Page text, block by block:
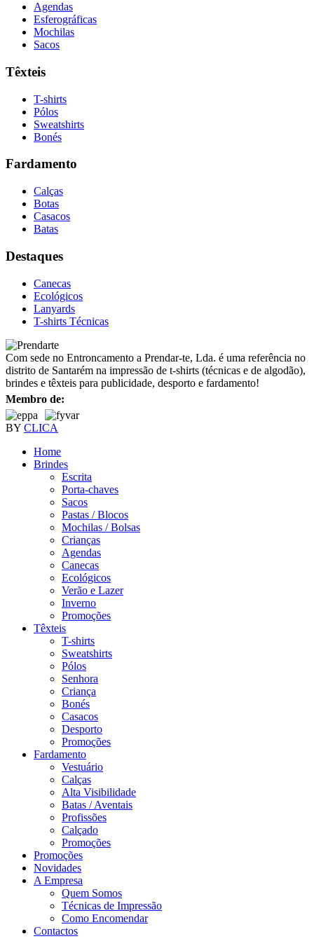
Agendas
Esferográficas
Mochilas
Sacos
Têxteis
T-shirts
Pólos
Sweatshirts
Bonés
Fardamento
Calças
Botas
Casacos
Batas
Destaques
Canecas
Ecológicos
Lanyards
T-shirts Técnicas
Com sede no Entroncamento a Prendar-te, Lda. é uma referência no
distrito de Santarém na impressão de t-shirts (técnicas e de algodão),
brindes e têxteis para publicidade, desporto e fardamento!
Membro de:
BY CLICA
Home
Brindes
Escrita
Porta-chaves
Sacos
Pastas / Blocos
Mochilas / Bolsas
Crianças
Agendas
Canecas
Ecológicos
Verão e Lazer
Inverno
Promoções
Têxteis
T-shirts
Sweatshirts
Pólos
Senhora
Criança
Bonés
Casacos
Desporto
Promoções
Fardamento
Vestuário
Calças
Alta Visibilidade
Batas / Aventais
Profissões
Calçado
Promoções
Promoções
Novidades
A Empresa
Quem Somos
Técnicas de Impressão
Como Encomendar
Contactos